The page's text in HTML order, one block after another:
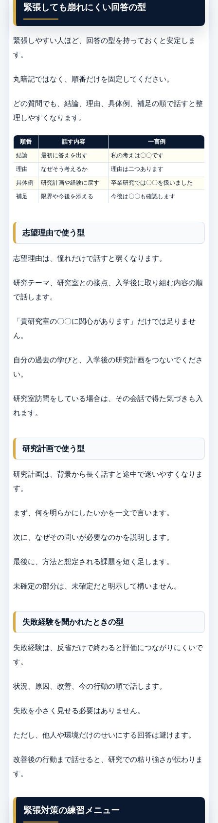
緊張しても崩れにくい回答の型
緊張しやすい人ほど、回答の型を持っておくと安定しま
す。
丸暗記ではなく、順番だけを固定してください。
どの質問でも、結論、理由、具体例、補足の順で話すと整
理しやすくなります。
順番 話す内容
一言例
結論
最初に答えを出す
私の考えは〇〇です
理由
なぜそう考えるか
理由は二つあります
具体例
研究計画や経験に戻す
卒業研究では〇〇を扱いました
補足
限界や今後を添える 今後は〇〇も確認します
志望理由で使う型
志望理由は、憧れだけで話すと弱くなります。
研究テーマ、研究室との接点、入学後に取り組む内容の順
で話します。
「貴研究室の〇〇に関心があります」だけでは足りませ
ん。
自分の過去の学びと、入学後の研究計画をつないでくださ
い。
研究室訪問をしている場合は、その会話で得た気づきも入
れます。
研究計画で使う型
研究計画は、背景から長く話すと途中で迷いやすくなりま
す。
まず、何を明らかにしたいかを一文で言います。
次に、なぜその問いが必要なのかを説明します。
最後に、方法と想定される課題を短く足します。
未確定の部分は、未確定だと明示して構いません。
失敗経験を聞かれたときの型
失敗経験は、反省だけで終わると評価につながりにくいで
す。
状況、原因、改善、今の行動の順で話します。
失敗を小さく見せる必要はありません。
ただし、他人や環境だけのせいにする回答は避けます。
改善後の行動まで話せると、研究での粘り強さが伝わりま
す。
緊張対策の練習メニュー